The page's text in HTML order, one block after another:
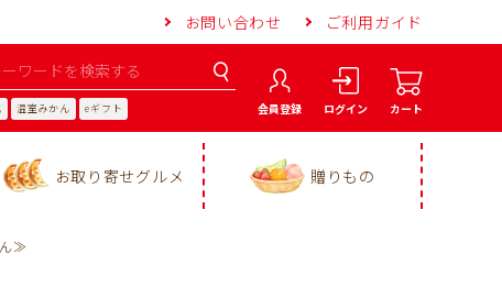
お問い合わせ ご利用ガイド
温室みかん eギフト 会員登録 ログイン カート
お取り寄せグルメ 贈りもの
ん≫